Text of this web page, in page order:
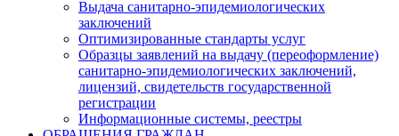
Выдача санитарно-эпидемиологических
заключений
Оптимизированные стандарты услуг
Образцы заявлений на выдачу (переоформление)
санитарно-эпидемиологических заключений,
лицензий, свидетельств государственной
регистрации
Информационные системы, реестры